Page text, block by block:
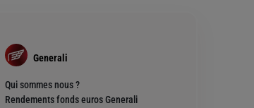
Generali
Qui sommes nous ?
Rendements fonds euros Generali